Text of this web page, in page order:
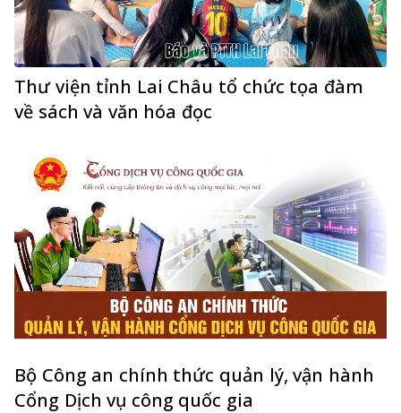
Thư viện tỉnh Lai Châu tổ chức tọa đàm
về sách và văn hóa đọc
Bộ Công an chính thức quản lý, vận hành
Cổng Dịch vụ công quốc gia